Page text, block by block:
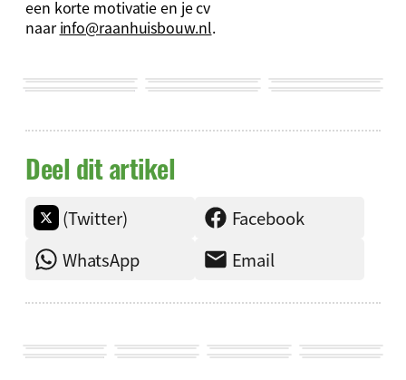
een korte motivatie en je cv
naarinfo@raanhuisbouw.nl.
Deel dit artikel
(Twitter)
Facebook
WhatsApp
Email